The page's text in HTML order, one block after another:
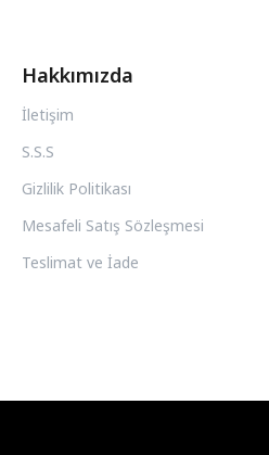
Hakkımızda
İletişim
S.S.S
Gizlilik Politikası
Mesafeli Satış Sözleşmesi
Teslimat ve İade